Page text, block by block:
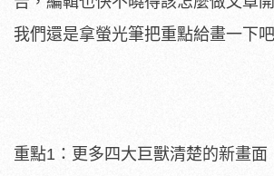
我們還是拿螢光筆把重點給畫一下吧
重點1：更多四大巨獸清楚的新畫面